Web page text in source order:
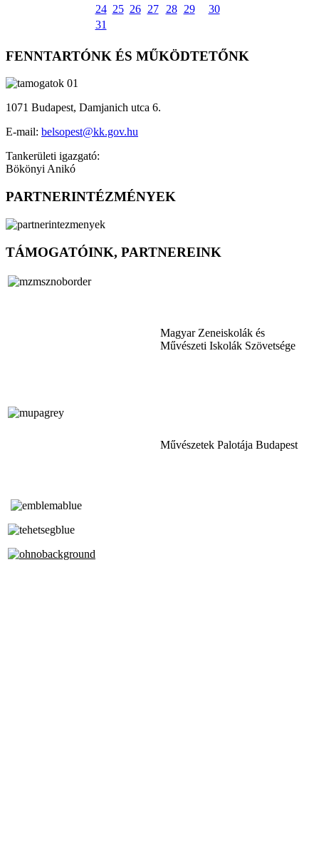
24 25 26 27 28 29
30
31
FENNTARTÓNK ÉS MŰKÖDTETŐNK
1071 Budapest, Damjanich utca 6.
E-mail: belsopest@kk.gov.hu
Tankerületi igazgató:
Bökönyi Anikó
PARTNERINTÉZMÉNYEK
TÁMOGATÓINK, PARTNEREINK
Magyar Zeneiskolák és
Művészeti Iskolák Szövetsége
Művészetek Palotája Budapest